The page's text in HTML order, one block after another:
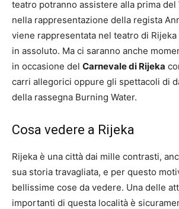
teatro potranno assistere alla prima del
nella rappresentazione della regista
viene rappresentata nel teatro di
in assoluto. Ma ci saranno anche
in occasione del Carnevale di Rijeka
carri allegorici oppure gli spettacoli di
della rassegna Burning Water.
Cosa vedere a Rijeka
Rijeka è una città dai mille contrasti,
sua storia travagliata, e per questo
bellissime cose da vedere. Una delle
importanti di questa località è